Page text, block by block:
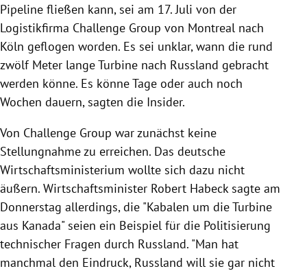
Pipeline fließen kann, sei am 17. Juli von der
Logistikfirma Challenge Group von Montreal nach
Köln geflogen worden. Es sei unklar, wann die rund
zwölf Meter lange Turbine nach Russland gebracht
werden könne. Es könne Tage oder auch noch
Wochen dauern, sagten die Insider.
Von Challenge Group war zunächst keine
Stellungnahme zu erreichen. Das deutsche
Wirtschaftsministerium wollte sich dazu nicht
äußern. Wirtschaftsminister Robert Habeck sagte am
Donnerstag allerdings, die "Kabalen um die Turbine
aus Kanada" seien ein Beispiel für die Politisierung
technischer Fragen durch Russland. "Man hat
manchmal den Eindruck, Russland will sie gar nicht